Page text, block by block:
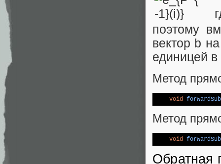
поэтому
вектор b
единицей в
Метод
void
Метод
void
Обратная